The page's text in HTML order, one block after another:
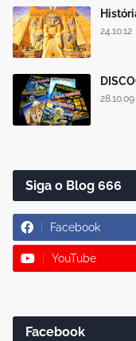
24.10.12
28.10.09
Siga o Blog 666
Facebook
YouTube
Facebook